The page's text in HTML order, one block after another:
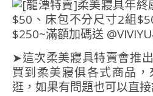
➤這次柔美寢具特賣會推
買到柔美寢俱各式商品
逛，如果有問題也可以直